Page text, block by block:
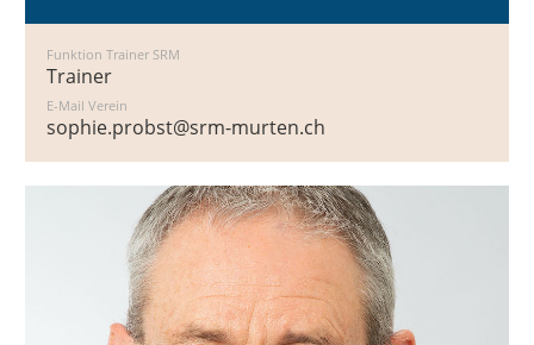
Funktion Trainer SRM
Trainer
E-Mail Verein
sophie.probst@srm-murten.ch